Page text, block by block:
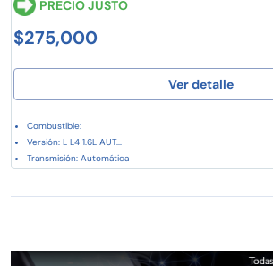
PRECIO JUSTO
$275,000
Ver detalle
Combustible:
Versión: L L4 1.6L AUT...
Transmisión: Automática